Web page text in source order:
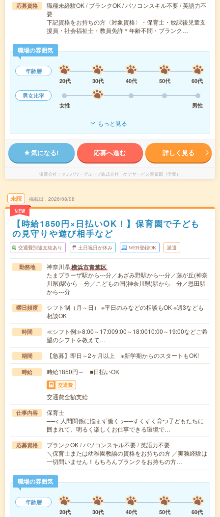
応募資格
職種未経験OK / ブランクOK / パソコンスキル不要 / 英語力不
要
下記資格をお持ちの方〈対象資格〉・保育士・放課後児童支
援員・社会福祉士・教員免許＊年齢不問・ブランク…
職場の雰囲気
年齢層
20代
30代 40代 50代
60代
男女比率
女性
男性
もっと見る
気になる! 応募へ進む 詳しく見る
派遣会社 マンパワーグループ株式会社 ケアサービス事業部（学童）
未読
NEW
掲載日 2026/08/08
【時給1850円×日払いOK！】保育園で子ども
の見守りや遊び相手など
交通費別途支給あり 土日祝日が休み WEB登録OK 派遣
勤務地 神奈川県横浜市青葉区
たまプラーザ駅から---分／あざみ野駅から---分／藤が丘(神奈
川県)駅から---分／こどもの国(神奈川県)駅から---分／恩田駅
から---分
曜日頻度
シフト制（月～日） ※平日のみなどの相談もOK ※週3なども
相談OK
時間
≪シフト例≫8:00～17:009:00～18:0010:00～19:00などご希
望のシフトを教えて…
期間 【急募】即日～2ヶ月以上 ※新学期からのスタートもOK!
時給 時給1850円～ ■日払いOK
交通費
交通費全額支給
仕事内容
保育士
──< 人間関係に悩まず働く >──すくすく育つ子どもたちに
囲まれて、明るく楽しくお仕事できる環境で…
応募資格
ブランクOK / パソコンスキル不要 / 英語力不要
＼保育士または幼稚園教諭の資格をお持ちの方 ／実務経験は
一切問いません！もちろんブランクをお持ちの方…
職場の雰囲気
年齢層
20代
30代 40代 50代
60代